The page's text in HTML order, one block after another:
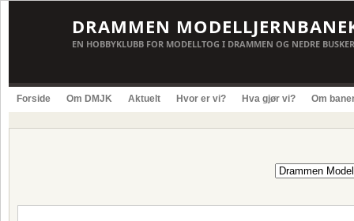
DRAMMEN
EN HOBBYKLUBB FOR MODELLTOG I DRAMMEN OG NEDRE
Forside Om DMJK Aktuelt Hvor er vi? Hva gjør vi? Om